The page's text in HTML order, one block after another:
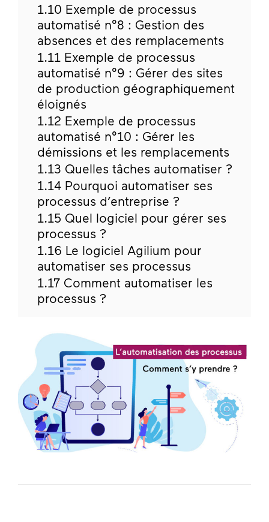
1.10 Exemple de processus
automatisé n°8 : Gestion des
absences et des remplacements
1.11 Exemple de processus
automatisé n°9 : Gérer des sites
de production géographiquement
éloignés
1.12 Exemple de processus
automatisé n°10 : Gérer les
démissions et les remplacements
1.13 Quelles tâches automatiser ?
1.14 Pourquoi automatiser ses
processus d’entreprise ?
1.15 Quel logiciel pour gérer ses
processus ?
1.16 Le logiciel Agilium pour
automatiser ses processus
1.17 Comment automatiser les
processus ?